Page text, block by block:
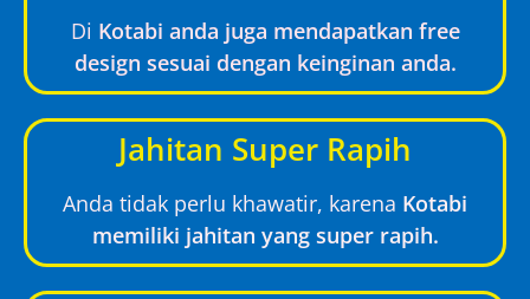
Di Kotabi anda juga mendapatkan free
design sesuai dengan keinginan anda.
Jahitan Super Rapih
Anda tidak perlu khawatir, karena Kotabi
memiliki jahitan yang super rapih.